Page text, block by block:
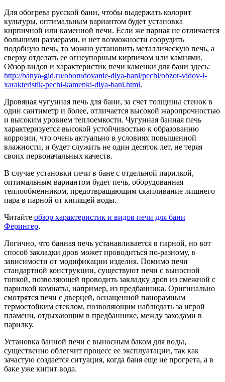
Для обогрева русской бани, чтобы выдержать колорит
культуры, оптимальным вариантом будет установка
кирпичной или каменной печи. Если же парная не отличается
большими размерами, и нет возможности соорудить
подобную печь, то можно установить металлическую печь, а
сверху отделать ее огнеупорным кирпичом или камнями.
Обзор видов и характеристик печи каменки для бани здесь:
http://banya-gid.ru/oborudovanie-dlya-bani/pechi/obzor-vidov-i-
xarakteristik-pechi-kamenki-dlya-bani.html.
Дровяная чугунная печь для бани, за счет толщины стенок в
один сантиметр и более, отличается высокой жаропрочностью
и высоким уровнем теплоемкости. Чугунная банная печь
характеризуется высокой устойчивостью к образованию
коррозии, что очень актуально в условиях повышенной
влажности, и будет служить не один десяток лет, не теряя
своих первоначальных качеств.
В случае установки печи в бане с отдельной парилкой,
оптимальным вариантом будет печь, оборудованная
теплообменником, предотвращающим скапливание лишнего
пара в парной от кипящей воды.
Читайте обзор характеристик и видов печи для бани
Ферингер.
Логично, что банная печь устанавливается в парной, но вот
способ закладки дров может проводиться по-разному, в
зависимости от модификации изделия. Помимо печи
стандартной конструкции, существуют печи с выносной
топкой, позволяющей проводить закладку дров из смежной с
парилкой комнаты, например, из предбанника. Оригинально
смотрятся печи с дверцей, оснащенной панорамным
термостойким стеклом, позволяющим наблюдать за игрой
пламени, отдыхающим в предбаннике, между заходами в
парилку.
Установка банной печи с выносным баком для воды,
существенно облегчит процесс ее эксплуатации, так как
зачастую создается ситуация, когда баня еще не прогрета, а в
баке уже кипит вода.